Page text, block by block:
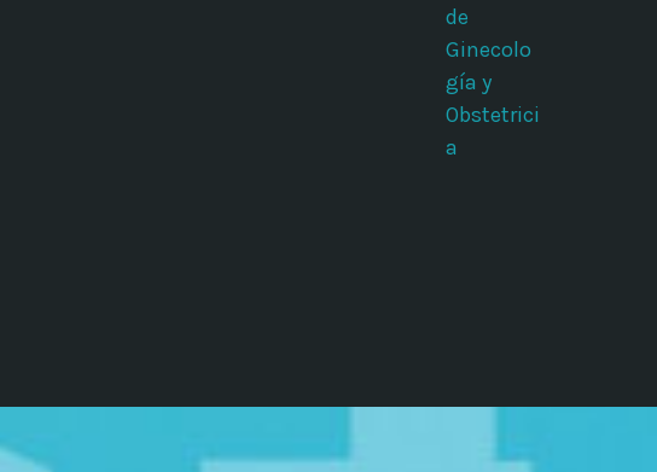
de
Ginecolo
gía y
Obstetrici
a